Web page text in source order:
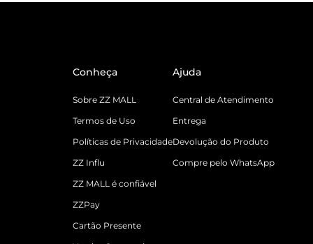
Conheça
Sobre ZZ MALL
Termos de Uso
Políticas de Privacidade
ZZ Influ
ZZ MALL é confiável
ZZPay
Cartão Presente
Ajuda
Central de Atendimento
Entrega
Devolução do Produto
Compre pelo WhatsApp